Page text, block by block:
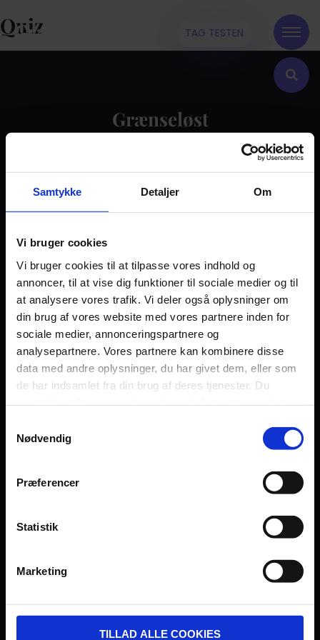
Samtykke Detaljer Om
Vi bruger cookies
Vi bruger cookies til at tilpasse vores indhold og
annoncer, til at vise dig funktioner til sociale medier og til
at analysere vores trafik. Vi deler også oplysninger om
din brug af vores website med vores partnere inden for
sociale medier, annonceringspartnere og
analysepartnere. Vores partnere kan kombinere disse
data med andre oplysninger, du har givet dem, eller som
de har indsamlet fra din brug af deres tjenester. Du
Nødvendig
Præferencer
Statistik
Marketing
TILLAD ALLE COOKIES
TAG TESTEN
Quiz
Grænseløst
Kontakt
Dilemma
Stories & Viden
Pårørende
Find støtte
Om os
Persondatapolitik
Fagområde